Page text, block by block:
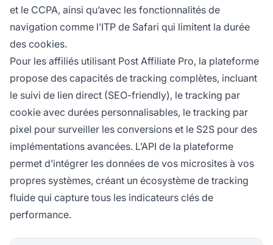
et le CCPA, ainsi qu’avec les fonctionnalités de
navigation comme l’ITP de Safari qui limitent la durée
des cookies.
Pour les affiliés utilisant Post Affiliate Pro, la plateforme
propose des capacités de tracking complètes, incluant
le suivi de lien direct (SEO-friendly), le tracking par
cookie avec durées personnalisables, le tracking par
pixel pour surveiller les conversions et le S2S pour des
implémentations avancées. L’API de la plateforme
permet d’intégrer les données de vos microsites à vos
propres systèmes, créant un écosystème de tracking
fluide qui capture tous les indicateurs clés de
performance.